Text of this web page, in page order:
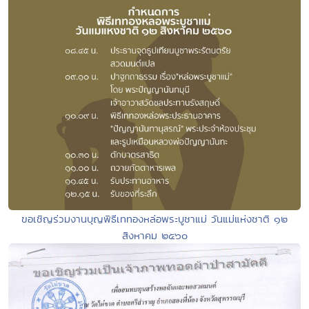
ขอเชิญร่วมงานบุญพิธีเททองหล่อพระบูชาแม่ วันแม่แห่งชาติ ๑๒
สิงหาคม ๒๕๖๐